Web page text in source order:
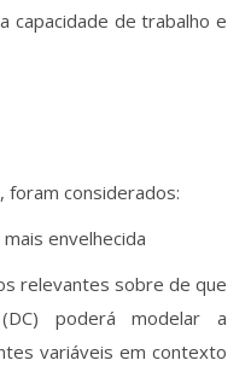
capacidade de trabalho e
foram considerados:
envelhecida
relevantes sobre de que
poderá modelar a
variáveis em contexto